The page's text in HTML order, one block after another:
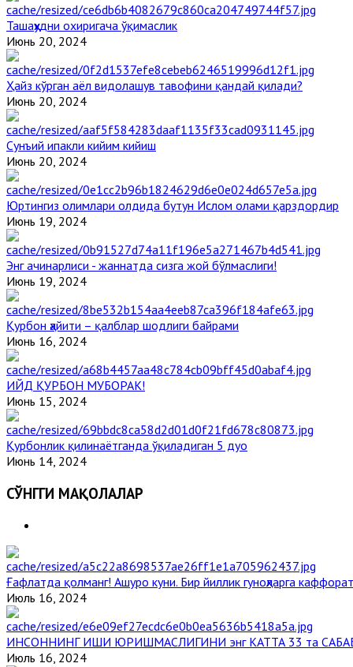
Ташаҳҳудни охиригача ўқимаслик
Июнь 20, 2024
Ҳайз кўрган аёл видолашув тавофини қандай қилади?
Июнь 20, 2024
Сунъий ипакли кийим кийиш
Июнь 20, 2024
Юртингиз олимлари олдида бутун Ислом олами қарздордир
Июнь 19, 2024
Энг ачинарлиси - жаннатда сизга жой бўлмаслиги!
Июнь 19, 2024
Қурбон ҳайити – қалблар шодлиги байрами
Июнь 16, 2024
ИЙД ҚУРБОН МУБОРАК!
Июнь 15, 2024
Қурбонлик қилинаётганда ўқиладиган 5 дуо
Июнь 14, 2024
СЎНГГИ МАҚОЛАЛАР
Ғафлатда қолманг! Ашуро куни. Бир йиллик гуноҳларга
Июль 16, 2024
ИНСОННИНГ ИШИ ЮРИШМАСЛИГИНИ энг КАТТА 33 та
Июль 16, 2024